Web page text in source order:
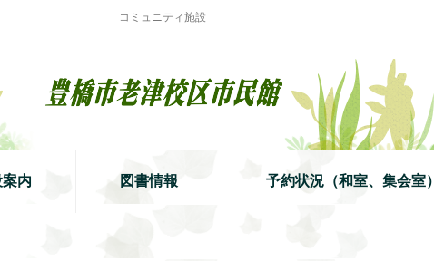
コミュニティ施設
内 図書情報 予約状況（和室、集会室）